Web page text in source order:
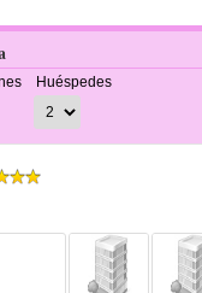
Huéspedes